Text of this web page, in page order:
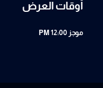
أوقات العرض
موجز 12:00 PM